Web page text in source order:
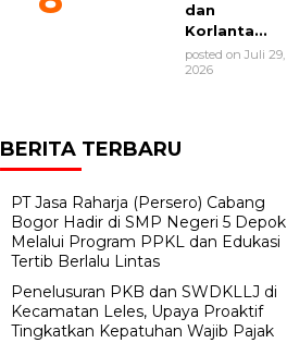
dan
Korlanta...
posted on Juli 29,
2026
BERITA TERBARU
PT Jasa Raharja (Persero) Cabang
Bogor Hadir di SMP Negeri 5 Depok
Melalui Program PPKL dan Edukasi
Tertib Berlalu Lintas
Penelusuran PKB dan SWDKLLJ di
Kecamatan Leles, Upaya Proaktif
Tingkatkan Kepatuhan Wajib Pajak